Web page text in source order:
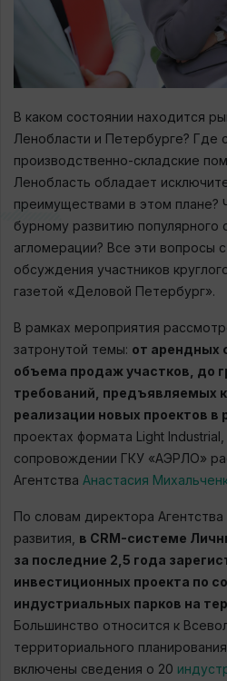
В каком состоянии находится
Ленобласти и Петербурге? Где
производственно-складские
Ленобласть обладает
преимуществами в этом плане?
бурному развитию популярного
агломерации? Все эти вопросы
обсуждения участников
газетой «Деловой Петербург».
В рамках мероприятия
затронутой темы: от арендных
объема продаж участков, до
требований, предъявляемых
реализации новых проектов в
проектах формата Light
сопровождении ГКУ «АЭРЛО»
Агентства Анастасия
По словам директора Агентства
развития, в CRM-системе
за последние 2,5 года
инвестиционных проекта по
индустриальных парков на
Большинство относится к
территориального
включены сведения о 20